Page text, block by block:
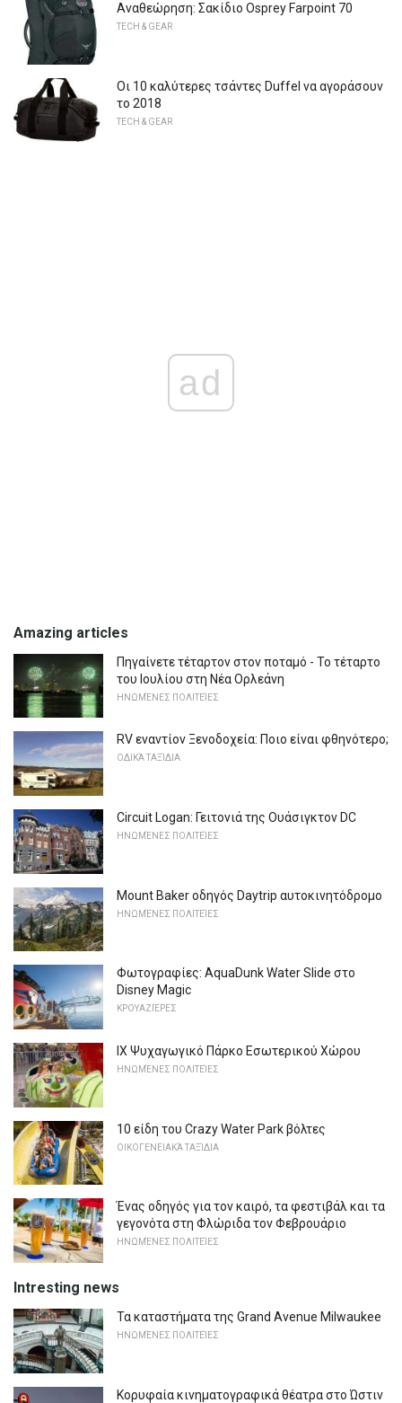
Αναθεώρηση: Σακίδιο Osprey Farpoint 70
TECH & GEAR
Οι 10 καλύτερες τσάντες Duffel να αγοράσουν
το 2018
TECH & GEAR
ad
Amazing articles
Πηγαίνετε τέταρτον στον ποταμό - Το τέταρτο
του Ιουλίου στη Νέα Ορλεάνη
ΗΝΩΜΈΝΕΣ ΠΟΛΙΤΕΊΕΣ
RV εναντίον Ξενοδοχεία: Ποιο είναι φθηνότερο;
ΟΔΙΚΆ ΤΑΞΊΔΙΑ
Circuit Logan: Γειτονιά της Ουάσιγκτον DC
ΗΝΩΜΈΝΕΣ ΠΟΛΙΤΕΊΕΣ
Mount Baker οδηγός Daytrip αυτοκινητόδρομο
ΗΝΩΜΈΝΕΣ ΠΟΛΙΤΕΊΕΣ
Φωτογραφίες: AquaDunk Water Slide στο
Disney Magic
ΚΡΟΥΑΖΙΈΡΕΣ
IX Ψυχαγωγικό Πάρκο Εσωτερικού Χώρου
ΗΝΩΜΈΝΕΣ ΠΟΛΙΤΕΊΕΣ
10 είδη του Crazy Water Park βόλτες
ΟΙΚΟΓΕΝΕΙΑΚΆ ΤΑΞΊΔΙΑ
Ένας οδηγός για τον καιρό, τα φεστιβάλ και τα
γεγονότα στη Φλώριδα τον Φεβρουάριο
ΗΝΩΜΈΝΕΣ ΠΟΛΙΤΕΊΕΣ
Intresting news
Τα καταστήματα της Grand Avenue Milwaukee
ΗΝΩΜΈΝΕΣ ΠΟΛΙΤΕΊΕΣ
Κορυφαία κινηματογραφικά θέατρα στο Ώστιν